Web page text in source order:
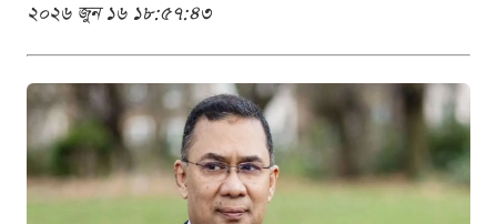
২০২৬ জুন ১৬ ১৮:৫৭:৪৩